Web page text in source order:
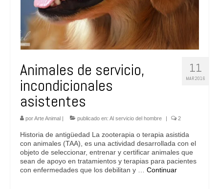
11
MAR 2016
Animales de servicio,
incondicionales
asistentes
porArte Animal | publicado en: Al servicio del hombre | 2
Historia de antigüedad La zooterapia o terapia asistida
con animales (TAA), es una actividad desarrollada con el
objeto de seleccionar, entrenar y certificar animales que
sean de apoyo en tratamientos y terapias para pacientes
con enfermedades que los debilitan y … Continuar